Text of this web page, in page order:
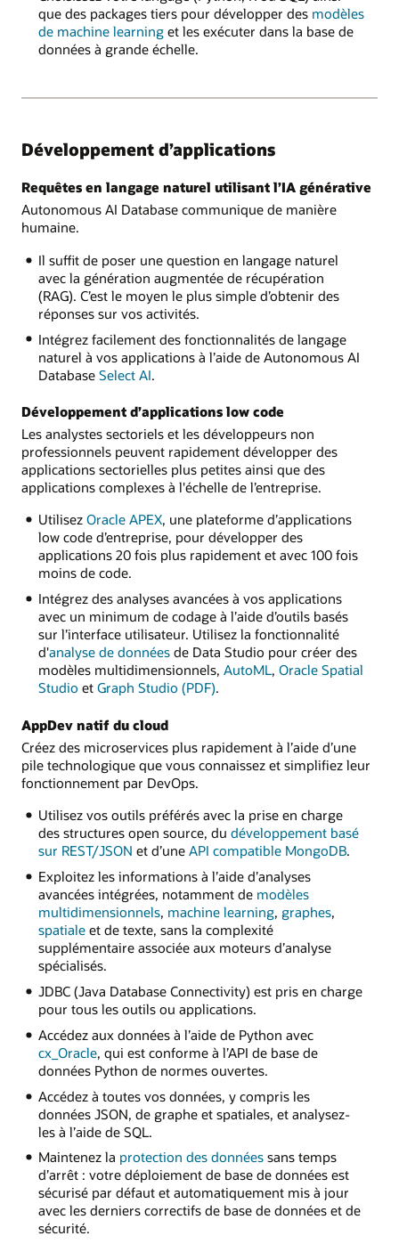
que des packages tiers pour développer des modèles
de machine learninget les exécuter dans la base de
données à grande échelle.
Développement d’applications
Requêtes en langage naturel utilisant l’IA générative
Autonomous AI Database communique de manière
humaine.
Il suffit de poser une question en langage naturel
avec la génération augmentée de récupération
(RAG). C’est le moyen le plus simple d’obtenir des
réponses sur vos activités.
Intégrez facilement des fonctionnalités de langage
naturel à vos applications à l’aide de Autonomous AI
Database Select AI.
Développement d’applications low code
Les analystes sectoriels et les développeurs non
professionnels peuvent rapidement développer des
applications sectorielles plus petites ainsi que des
applications complexes à l'échelle de l’entreprise.
Utilisez Oracle APEX, une plateforme d’applications
low code d’entreprise, pour développer des
applications 20 fois plus rapidement et avec 100 fois
moins de code.
Intégrez des analyses avancées à vos applications
avec un minimum de codage à l’aide d’outils basés
sur l’interface utilisateur. Utilisez la fonctionnalité
d'analyse de donnéesde Data Studio pour créer des
modèles multidimensionnels, AutoML, Oracle Spatial
Studio et Graph Studio (PDF).
AppDev natif du cloud
Créez des microservices plus rapidement à l’aide d’une
pile technologique que vous connaissez et simplifiez leur
fonctionnement par DevOps.
Utilisez vos outils préférés avec la prise en charge
des structures open source, du développement basé
sur REST/JSON et d’une API compatible MongoDB.
Exploitez les informations à l’aide d’analyses
avancées intégrées, notamment de modèles
multidimensionnels, machine learning, graphes,
spatialeet de texte, sans la complexité
supplémentaire associée aux moteurs d’analyse
spécialisés.
JDBC (Java Database Connectivity) est pris en charge
pour tous les outils ou applications.
Accédez aux données à l’aide de Python avec
cx_Oracle, qui est conforme à l’API de base de
données Python de normes ouvertes.
Accédez à toutes vos données, y compris les
données JSON, de graphe et spatiales, et analysez-
les à l’aide de SQL.
Maintenez la protection des donnéessans temps
d’arrêt : votre déploiement de base de données est
sécurisé par défaut et automatiquement mis à jour
avec les derniers correctifs de base de données et de
sécurité.